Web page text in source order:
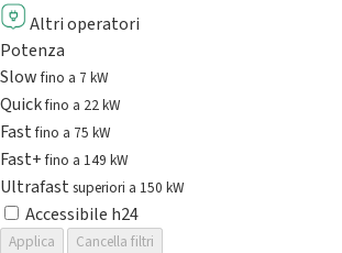
Altri operatori
Potenza
Slowfino a 7 kW
Quickfino a 22 kW
Fastfino a 75 kW
Fast+fino a 149 kW
Ultrafast superiori a 150 kW
Accessibile h24
Applica
Cancella filtri